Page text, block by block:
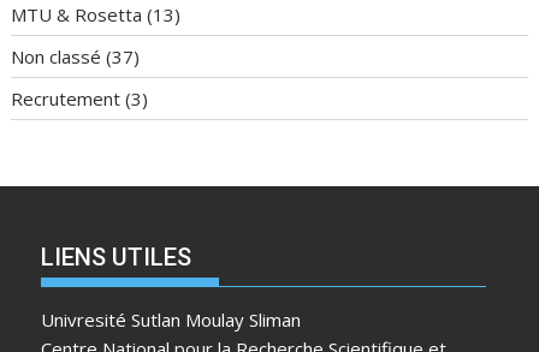
MTU & Rosetta (13)
Non classé (37)
Recrutement (3)
LIENS UTILES
Univresité Sutlan Moulay Sliman